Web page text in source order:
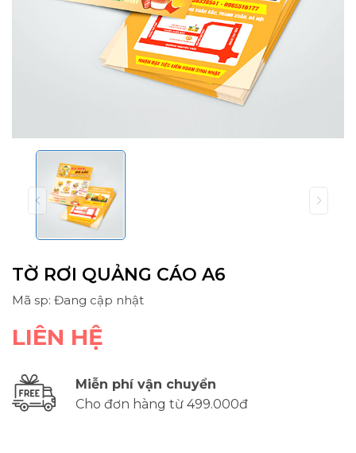
TỜ RƠI QUẢNG CÁO A6
Mã sp: Đang cập nhật
LIÊN HỆ
Miễn phí vận chuyển
Cho đơn hàng từ 499.000đ